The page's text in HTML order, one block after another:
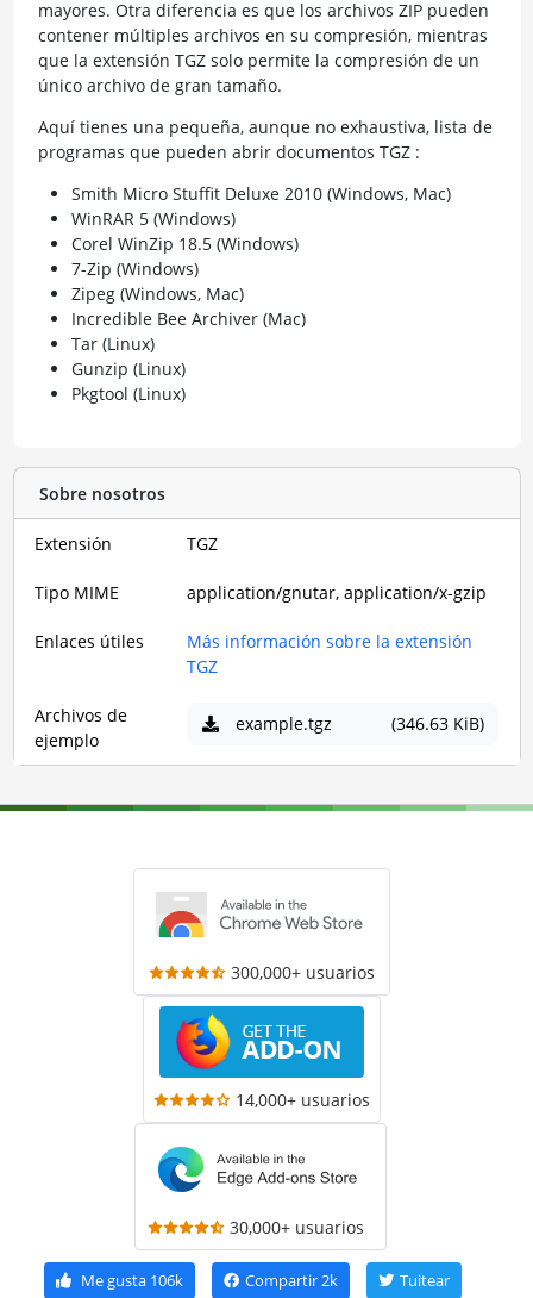
mayores. Otra diferencia es que los archivos ZIP pueden
contener múltiples archivos en su compresión, mientras
que la extensión TGZ solo permite la compresión de un
único archivo de gran tamaño.
Aquí tienes una pequeña, aunque no exhaustiva, lista de
programas que pueden abrir documentos TGZ :
Smith Micro Stuffit Deluxe 2010 (Windows, Mac)
WinRAR 5 (Windows)
Corel WinZip 18.5 (Windows)
7-Zip (Windows)
Zipeg (Windows, Mac)
Incredible Bee Archiver (Mac)
Tar (Linux)
Gunzip (Linux)
Pkgtool (Linux)
Sobre nosotros
Extensión TGZ
Tipo MIME application/gnutar, application/x-gzip
Enlaces útiles
Más información sobre la extensión
TGZ
Archivos de
ejemplo
example.tgz (346.63 KiB)
300,000+ usuarios
14,000+ usuarios
30,000+ usuarios
Me gusta106k Compartir2k Tuitear